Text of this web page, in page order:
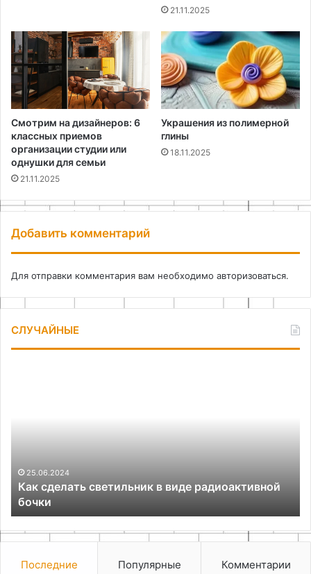
21.11.2025
Смотрим на дизайнеров: 6
классных приемов
организации студии или
однушки для семьи
21.11.2025
Украшения из полимерной
глины
18.11.2025
Добавить комментарий
Для отправки комментария вам необходимо авторизоваться.
СЛУЧАЙНЫЕ
02.08.2026
Организация хранения на балконе: идеи и
решения
Последние Популярные Комментарии